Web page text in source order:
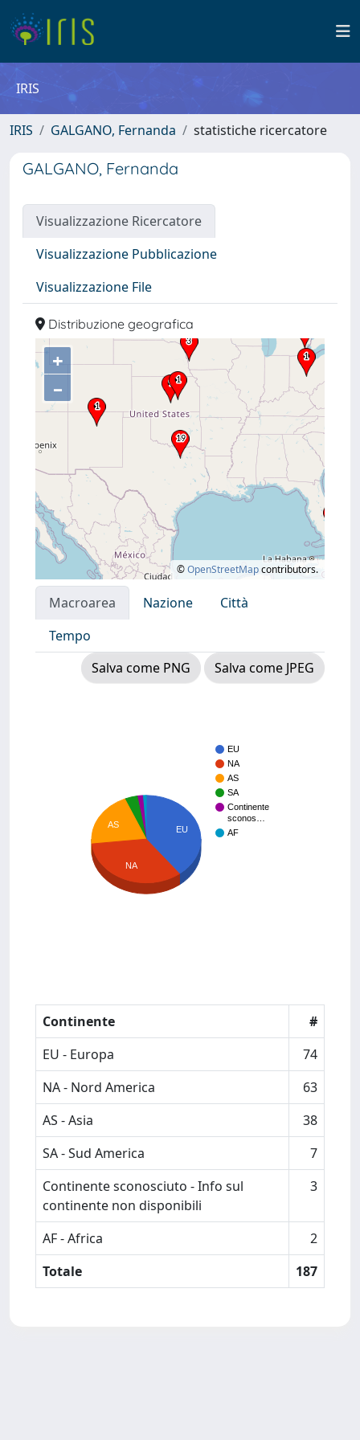
IRIS
IRIS GALGANO, Fernanda statistiche ricercatore
GALGANO, Fernanda
Visualizzazione Ricercatore
Visualizzazione Pubblicazione
Visualizzazione File
Distribuzione geografica
+
–
©OpenStreetMapcontributors.
Macroarea Nazione
Città
Tempo
Salva come PNG
Salva come JPEG
EU
NA
AS
SA
Continente
sconos…
AF
EU
AS
NA
Continente
#
EU - Europa
74
NA - Nord America
63
AS - Asia
38
SA - Sud America
7
Continente sconosciuto - Info sul
continente non disponibili
3
AF - Africa
2
Totale
187